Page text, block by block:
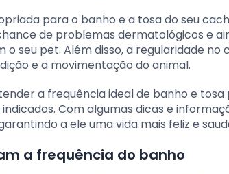
para o banho e a tosa do seu
de problemas dermatológicos e
seu pet. Além disso, a regularidade no
e a movimentação do animal.
a frequência ideal de banho e
Com algumas dicas e
a ele uma vida mais feliz e
a frequência do banho